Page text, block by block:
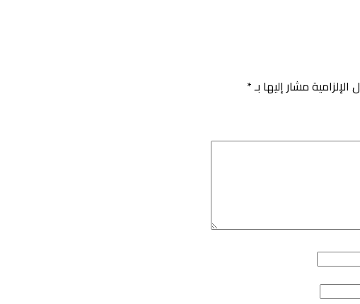
الإلزامية مشار إليها بـ*